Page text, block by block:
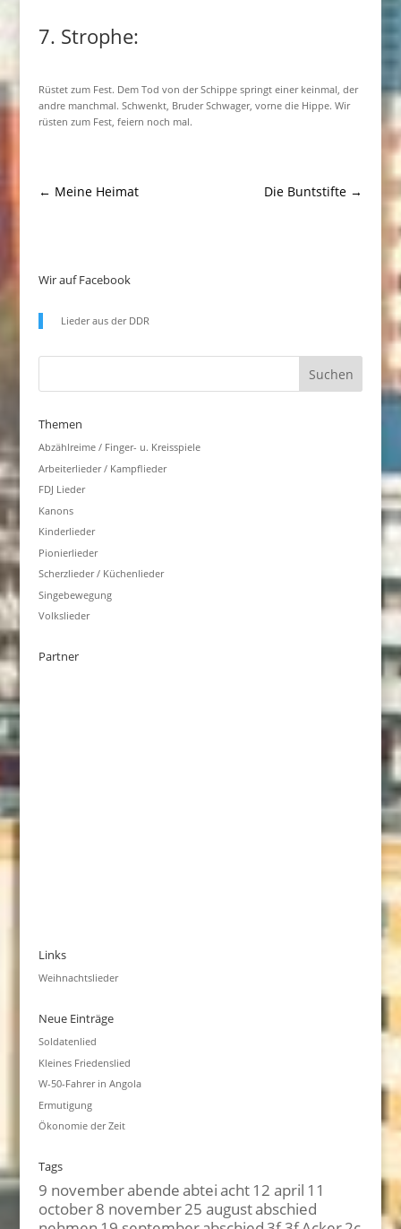
7. Strophe:
Rüstet zum Fest. Dem Tod von der Schippe springt einer keinmal, der
andre manchmal. Schwenkt, Bruder Schwager, vorne die Hippe. Wir
rüsten zum Fest, feiern noch mal.
← Meine Heimat Die Buntstifte →
Wir auf Facebook
Lieder aus der DDR
Themen
Abzählreime / Finger- u. Kreisspiele
Arbeiterlieder / Kampflieder
FDJ Lieder
Kanons
Kinderlieder
Pionierlieder
Scherzlieder / Küchenlieder
Singebewegung
Volkslieder
Partner
Links
Weihnachtslieder
Neue Einträge
Soldatenlied
Kleines Friedenslied
W-50-Fahrer in Angola
Ermutigung
Ökonomie der Zeit
Tags
9 novemberabendeabteiacht12 april 11
october8 november25 augustabschied